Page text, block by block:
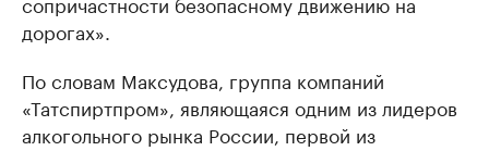
дорогах».
По словам Максудова, группа компаний
«Татспиртпром», являющаяся одним из лидеров
алкогольного рынка России, первой из